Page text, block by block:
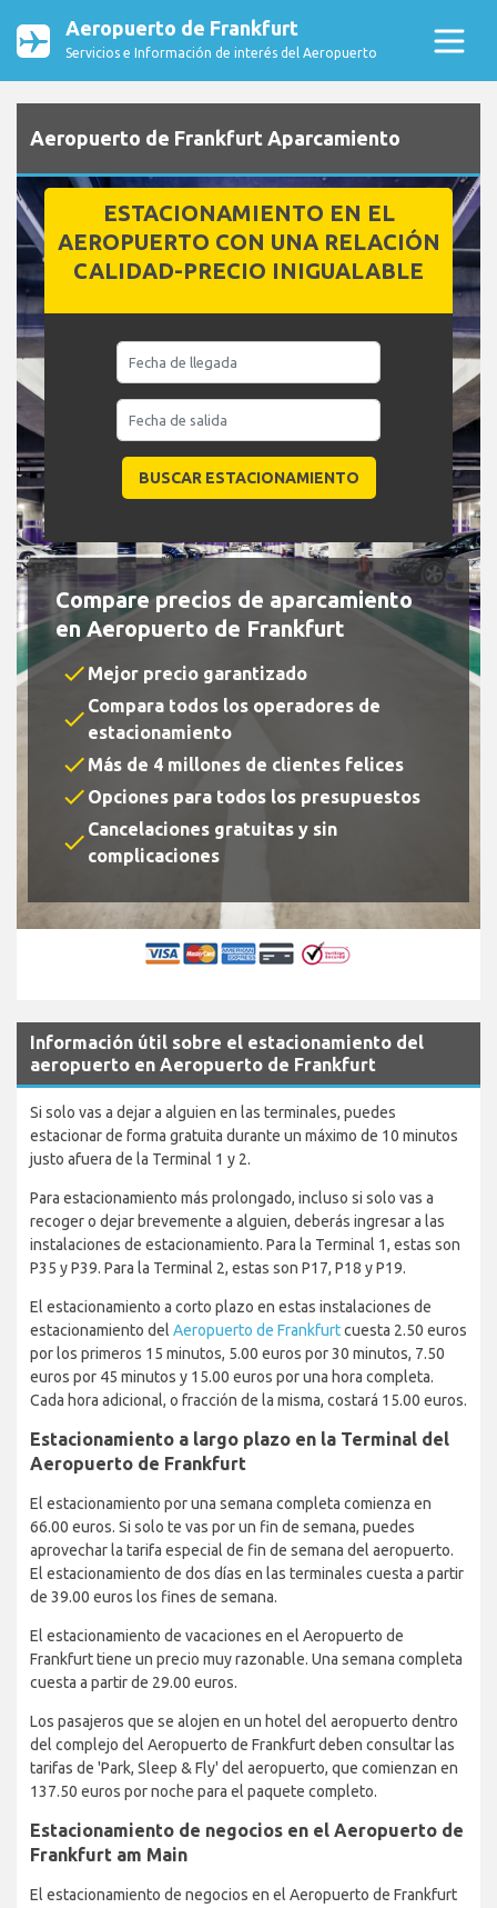
Aeropuerto de Frankfurt
Servicios e Información de interés del Aeropuerto
Aeropuerto de Frankfurt Aparcamiento
ESTACIONAMIENTO EN EL
AEROPUERTO CON UNA RELACIÓN
CALIDAD-PRECIO INIGUALABLE
Compare precios de aparcamiento
en Aeropuerto de Frankfurt
check Mejor precio garantizado
check Compara todos los operadores de
estacionamiento
check Más de 4 millones de clientes felices
check Opciones para todos los presupuestos
check Cancelaciones gratuitas y sin
complicaciones
Información útil sobre el estacionamiento del
aeropuerto en Aeropuerto de Frankfurt
Si solo vas a dejar a alguien en las terminales, puedes
estacionar de forma gratuita durante un máximo de 10 minutos
justo afuera de la Terminal 1 y 2.
Para estacionamiento más prolongado, incluso si solo vas a
recoger o dejar brevemente a alguien, deberás ingresar a las
instalaciones de estacionamiento. Para la Terminal 1, estas son
P35 y P39. Para la Terminal 2, estas son P17, P18 y P19.
El estacionamiento a corto plazo en estas instalaciones de
estacionamiento del Aeropuerto de Frankfurtcuesta 2.50 euros
por los primeros 15 minutos, 5.00 euros por 30 minutos, 7.50
euros por 45 minutos y 15.00 euros por una hora completa.
Cada hora adicional, o fracción de la misma, costará 15.00 euros.
Estacionamiento a largo plazo en la Terminal del
Aeropuerto de Frankfurt
El estacionamiento por una semana completa comienza en
66.00 euros. Si solo te vas por un fin de semana, puedes
aprovechar la tarifa especial de fin de semana del aeropuerto.
El estacionamiento de dos días en las terminales cuesta a partir
de 39.00 euros los fines de semana.
El estacionamiento de vacaciones en el Aeropuerto de
Frankfurt tiene un precio muy razonable. Una semana completa
cuesta a partir de 29.00 euros.
Los pasajeros que se alojen en un hotel del aeropuerto dentro
del complejo del Aeropuerto de Frankfurt deben consultar las
tarifas de 'Park, Sleep & Fly' del aeropuerto, que comienzan en
137.50 euros por noche para el paquete completo.
Estacionamiento de negocios en el Aeropuerto de
Frankfurt am Main
El estacionamiento de negocios en el Aeropuerto de Frankfurt